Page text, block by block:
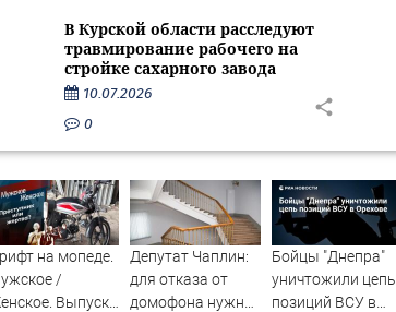
В Курской области расследуют
травмирование рабочего на
стройке сахарного завода
10.07.2026
0
на мопеде.
/
Выпуск
Депутат Чаплин:
для отказа от
домофона нужно
Бойцы "Днепра"
уничтожили цепь
позиций ВСУ в